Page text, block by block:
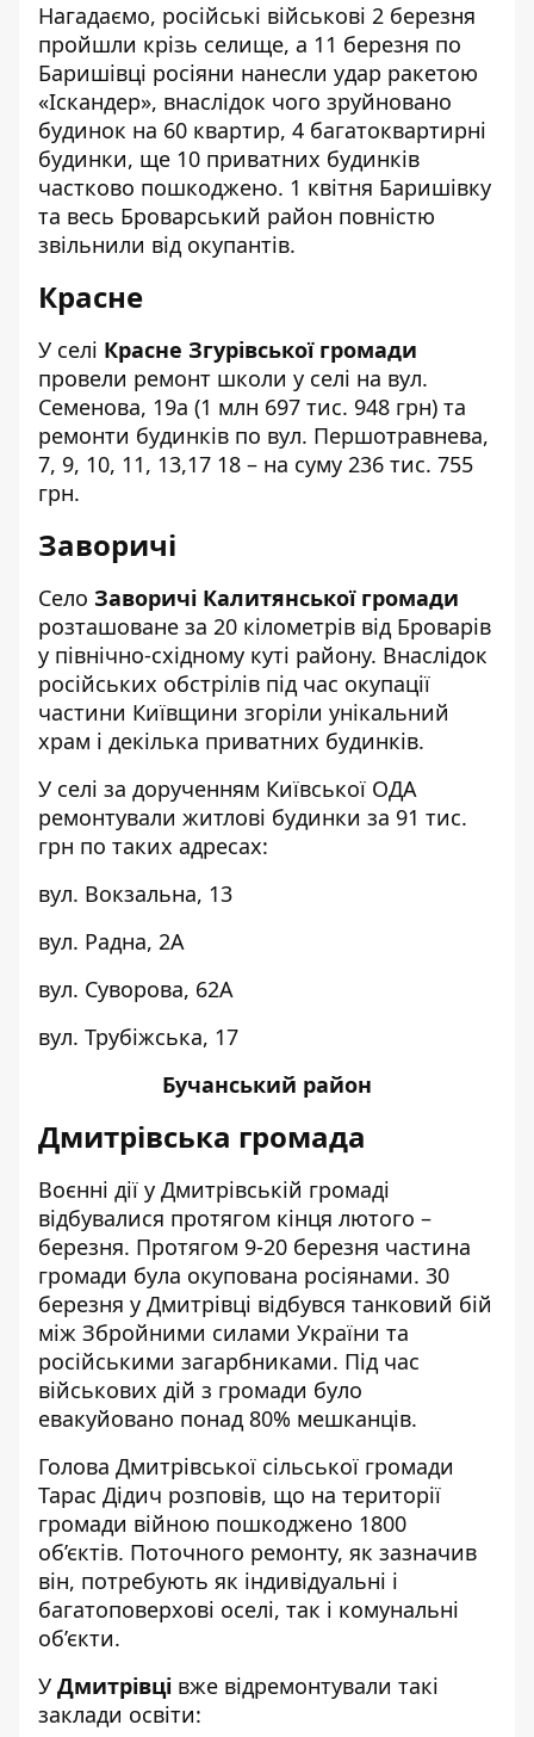
Нагадаємо, російські військові 2 березня
пройшли крізь селище, а 11 березня по
Баришівці росіяни нанесли удар ракетою
«Іскандер», внаслідок чого зруйновано
будинок на 60 квартир, 4 багатоквартирні
будинки, ще 10 приватних будинків
частково пошкоджено. 1 квітня Баришівку
та весь Броварський район повністю
звільнили від окупантів.
Красне
У селі Красне Згурівської громади
провели ремонт школи у селі на вул.
Семенова, 19а (1 млн 697 тис. 948 грн) та
ремонти будинків по вул. Першотравнева,
7, 9, 10, 11, 13,17 18 – на суму 236 тис. 755
грн.
Заворичі
Село Заворичі Калитянської громади
розташоване за 20 кілометрів від Броварів
у північно-східному куті району. Внаслідок
російських обстрілів під час окупації
частини Київщини згоріли унікальний
храм і декілька приватних будинків.
У селі за дорученням Київської ОДА
ремонтували житлові будинки за 91 тис.
грн по таких адресах:
вул. Вокзальна, 13
вул. Радна, 2А
вул. Суворова, 62А
вул. Трубіжська, 17
Бучанський район
Дмитрівська громада
Воєнні дії у Дмитрівській громаді
відбувалися протягом кінця лютого –
березня. Протягом 9-20 березня частина
громади була окупована росіянами. 30
березня у Дмитрівці відбувся танковий бій
між Збройними силами України та
російськими загарбниками. Під час
військових дій з громади було
евакуйовано понад 80% мешканців.
Голова Дмитрівської сільської громади
Тарас Дідич розповів, що на території
громади війною пошкоджено 1800
об’єктів. Поточного ремонту, як зазначив
він, потребують як індивідуальні і
багатоповерхові оселі, так і комунальні
об’єкти.
У Дмитрівці вже відремонтували такі
заклади освіти: